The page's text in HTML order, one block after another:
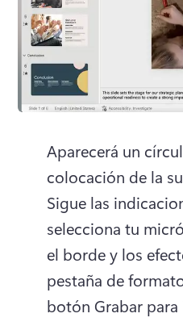
Aparecerá un
Sigue las
selecciona tu
el borde y los
pestaña de
botón Grabar